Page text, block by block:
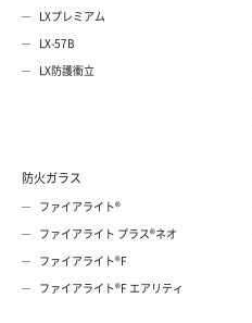
LXプレミアム
LX-57B
LX防護衝立
防火ガラス
ファイアライト®
ファイアライト プラス®ネオ
ファイアライト®F
ファイアライト®F エアリティ